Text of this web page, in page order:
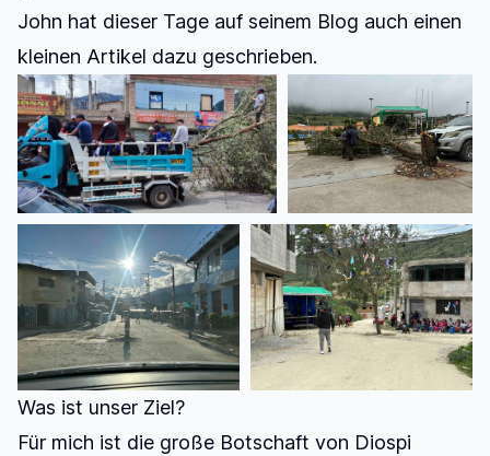
John hat dieser Tage auf seinem Blog auch einen
kleinen Artikel dazu geschrieben.
Was ist unser Ziel?
Für mich ist die große Botschaft von Diospi